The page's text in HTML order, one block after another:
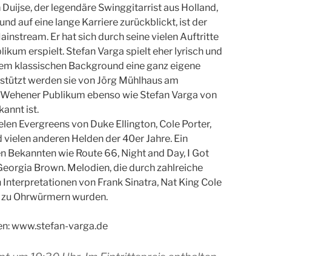
Duijse, der legendäre Swinggitarrist aus Holland,
auf eine lange Karriere zurückblickt, ist der
Er hat sich durch seine vielen Auftritte
erspielt. Stefan Varga spielt eher lyrisch und
klassischen Background eine ganz eigene
werden sie von Jörg Mühlhaus am
Publikum ebenso wie Stefan Varga von
ist.
Evergreens von Duke Ellington, Cole Porter,
vielen anderen Helden der 40er Jahre. Ein
Bekannten wie Route 66, Night and Day, I Got
Brown. Melodien, die durch zahlreiche
Interpretationen von Frank Sinatra, Nat King Cole
Ohrwürmern wurden.
www.stefan-varga.de